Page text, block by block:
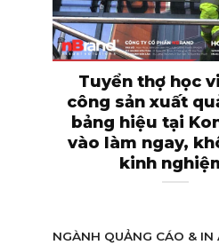
Tuyển thợ học
công sản xuất
bảng hiệu tại
vào làm ngay,
kinh
NGÀNH QUẢNG CÁO & IN